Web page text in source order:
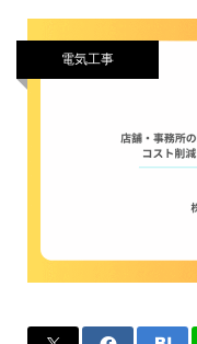
電気工事